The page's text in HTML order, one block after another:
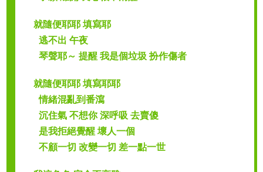
就隨便耶耶 填寫耶
逃不出 午夜
琴聲耶～ 提醒 我是個垃圾 扮作傷者
就隨便耶耶 填寫耶耶
情緒混亂到番瀉
沉住氣 不想你 深呼吸 去賣傻
是我拒絕覺醒 壞人一個
不顧一切 改變一切 差一點一世